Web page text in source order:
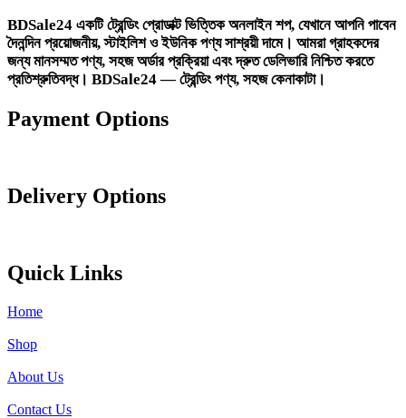
BDSale24 একটি ট্রেন্ডিং প্রোডাক্ট ভিত্তিক অনলাইন শপ, যেখানে আপনি পাবেন
দৈনন্দিন প্রয়োজনীয়, স্টাইলিশ ও ইউনিক পণ্য সাশ্রয়ী দামে। আমরা গ্রাহকদের
জন্য মানসম্মত পণ্য, সহজ অর্ডার প্রক্রিয়া এবং দ্রুত ডেলিভারি নিশ্চিত করতে
প্রতিশ্রুতিবদ্ধ। BDSale24 — ট্রেন্ডিং পণ্য, সহজ কেনাকাটা।
Payment Options
Delivery Options
Quick Links
Home
Shop
About Us
Contact Us